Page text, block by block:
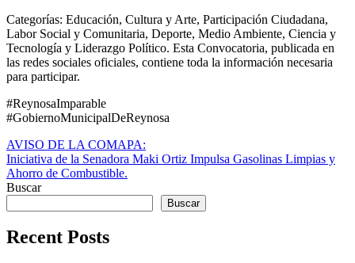
Categorías: Educación, Cultura y Arte, Participación Ciudadana,
Labor Social y Comunitaria, Deporte, Medio Ambiente, Ciencia y
Tecnología y Liderazgo Político. Esta Convocatoria, publicada en
las redes sociales oficiales, contiene toda la información necesaria
para participar.
#ReynosaImparable
#GobiernoMunicipalDeReynosa
Navegación
de
entradas
AVISO DE LA COMAPA:
Iniciativa de la Senadora Maki Ortiz Impulsa Gasolinas Limpias y
Ahorro de Combustible.
Buscar
Buscar
Recent Posts